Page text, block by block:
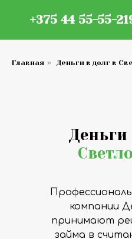
+375 44 55-55-
Главная » Деньги в долг в
Деньги
компании
принимают
займа в